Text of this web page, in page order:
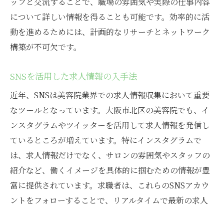
について詳しい情報を得ることも可能です。効率的に活
動を進めるためには、計画的なリサーチとネットワーク
構築が不可欠です。
SNSを活用した求人情報の入手法
近年、SNSは美容院業界での求人情報収集において重要
なツールとなっています。大阪市北区の美容院でも、イ
ンスタグラムやツイッターを活用して求人情報を発信し
ているところが増えています。特にインスタグラムで
は、求人情報だけでなく、サロンの雰囲気やスタッフの
紹介など、働くイメージを具体的に掴むための情報が豊
富に提供されています。求職者は、これらのSNSアカウ
ントをフォローすることで、リアルタイムで最新の求人